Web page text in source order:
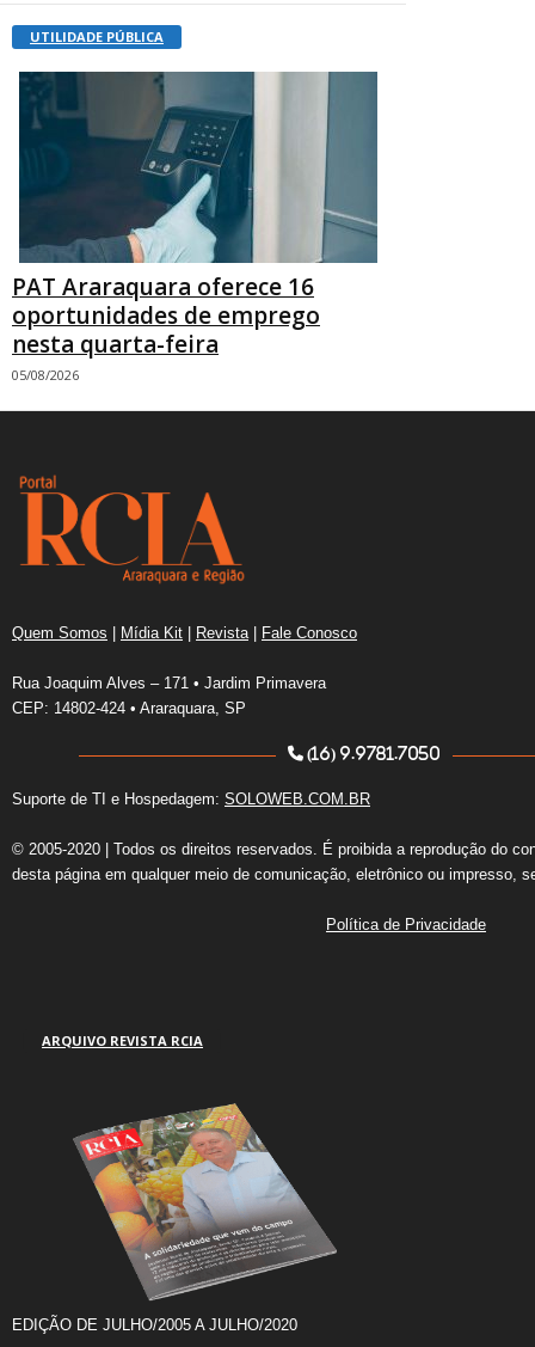
UTILIDADE PÚBLICA
PAT Araraquara oferece 16
oportunidades de emprego
nesta quarta-feira
05/08/2026
Quem Somos | Mídia Kit | Revista | Fale Conosco
Rua Joaquim Alves – 171 • Jardim Primavera
CEP: 14802-424 • Araraquara, SP
(16) 9.9781.7050
Suporte de TI e Hospedagem: SOLOWEB.COM.BR
© 2005-2020 | Todos os direitos reservados. É proibida a reprodução do
desta página em qualquer meio de comunicação, eletrônico ou impresso,
Política de Privacidade
ARQUIVO REVISTA RCIA
EDIÇÃO DE JULHO/2005 A JULHO/2020